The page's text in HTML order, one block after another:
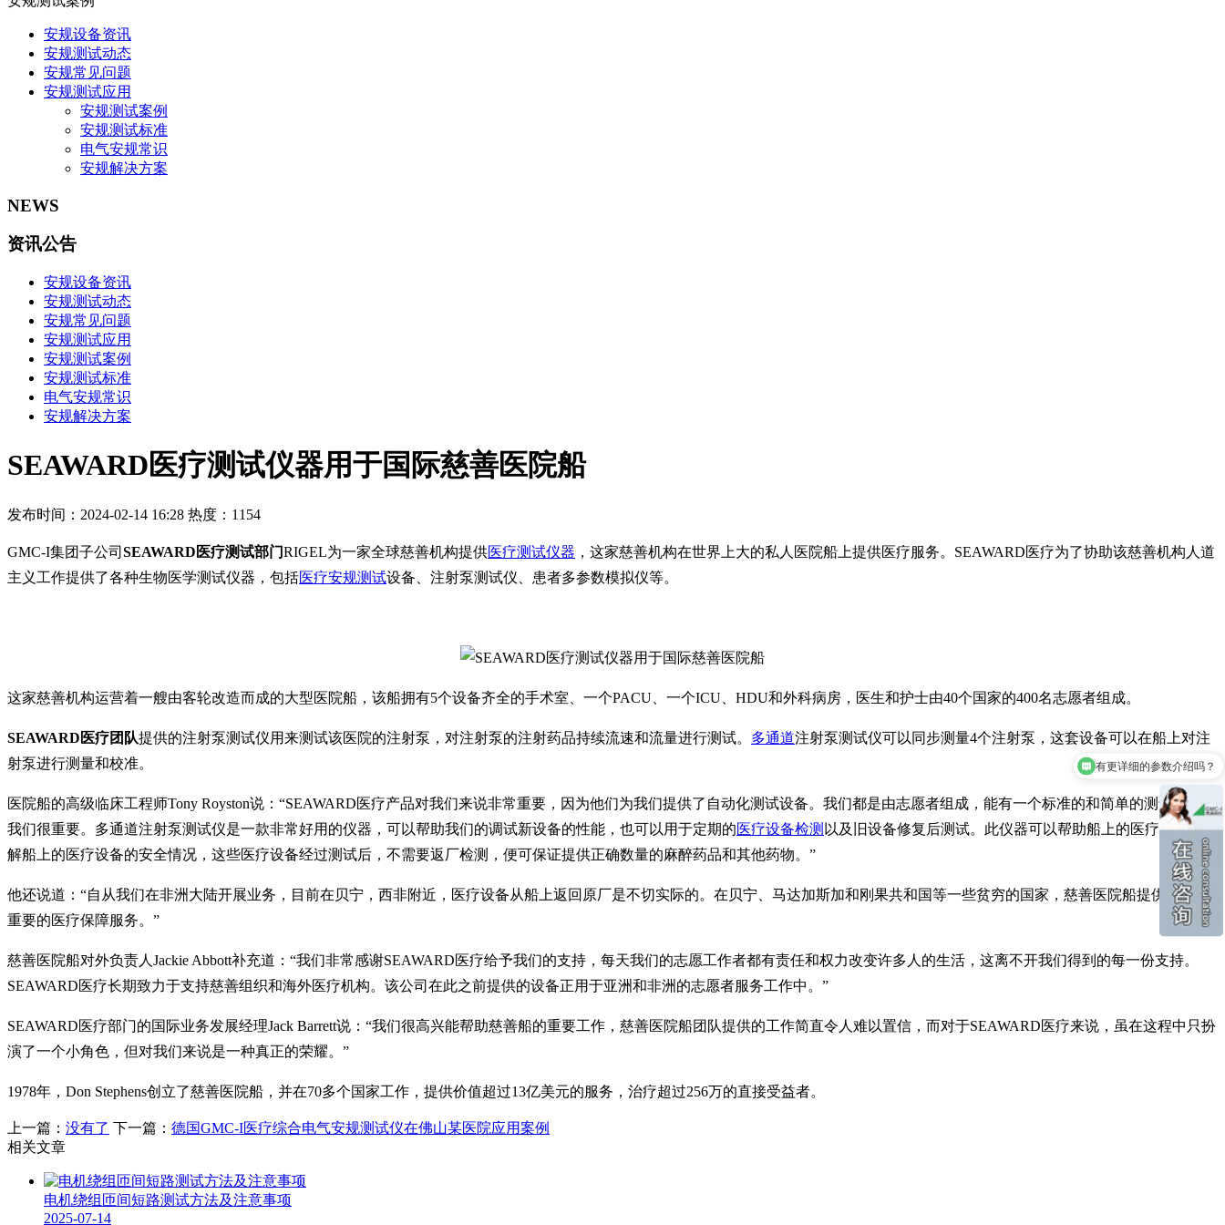
安规设备资讯
安规测试动态
安规常见问题
安规测试应用
安规测试案例
安规测试标准
电气安规常识
安规解决方案
NEWS
资讯公告
安规设备资讯
安规测试动态
安规常见问题
安规测试应用
安规测试案例
安规测试标准
电气安规常识
安规解决方案
SEAWARD医疗测试仪器用于国际慈善医院船
发布时间：2024-02-14 16:28 热度：1154
GMC-I集团子公司 SEAWARD医疗测试部门RIGEL为一家全球慈善机构提供医疗测试仪器 ，这家慈善机构在世界上大的私人医院船上提供医疗服务。SEAWARD医疗为了协助该慈善机构人道
主义工作提供了各种生物医学测试仪器，包括医疗安规测试设备、注射泵测试仪、患者多参数模拟仪等。
这家慈善机构运营着一艘由客轮改造而成的大型医院船，该船拥有5个设备齐全的手术室、一个PACU、一个ICU、HDU和外科病房，医生和护士由40个国家的400名志愿者组成。
SEAWARD医疗团队提供的注射泵测试仪用来测试该医院的注射泵，对注射泵的注射药品持续流速和流量进行测试。 多通道注射泵测试仪可以同步测量4个注射泵，这套设备可以在船上对注
射泵进行测量和校准。
医院船的高级临床工程师Tony Royston说：“SEAWARD医疗产品对我们来说非常重要，因为他们为我们提供了自动化测试设备。我们都是由志愿者组成，能有一个标准的和简单的测试设备对
我们很重要。多通道注射泵测试仪是一款非常好用的仪器，可以帮助我们的调试新设备的性能，也可以用于定期的医疗设备检测 以及旧设备修复后测试。此仪器可以帮助船上的医疗团队，了
解船上的医疗设备的安全情况，这些医疗设备经过测试后，不需要返厂检测，便可保证提供正确数量的麻醉药品和其他药物。”
他还说道：“自从我们在非洲大陆开展业务，目前在贝宁，西非附近，医疗设备从船上返回原厂是不切实际的。在贝宁、马达加斯加和刚果共和国等一些贫穷的国家，慈善医院船提供了至关
重要的医疗保障服务。”
慈善医院船对外负责人Jackie Abbott补充道：“我们非常感谢SEAWARD医疗给予我们的支持，每天我们的志愿工作者都有责任和权力改变许多人的生活，这离不开我们得到的每一份支持。
SEAWARD医疗长期致力于支持慈善组织和海外医疗机构。该公司在此之前提供的设备正用于亚洲和非洲的志愿者服务工作中。”
SEAWARD医疗部门的国际业务发展经理Jack Barrett说：“我们很高兴能帮助慈善船的重要工作，慈善医院船团队提供的工作简直令人难以置信，而对于SEAWARD医疗来说，虽在这程中只扮
演了一个小角色，但对我们来说是一种真正的荣耀。”
1978年，Don Stephens创立了慈善医院船，并在70多个国家工作，提供价值超过13亿美元的服务，治疗超过256万的直接受益者。
上一篇： 没有了 下一篇： 德国GMC-I医疗综合电气安规测试仪在佛山某医院应用案例
相关文章
电机绕组匝间短路测试方法及注意事项
2025-07-14
有更详细的参数介绍吗？